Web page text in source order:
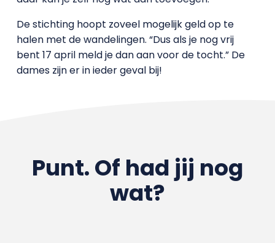
De stichting hoopt zoveel mogelijk geld op te
halen met de wandelingen. “Dus als je nog vrij
bent 17 april meld je dan aan voor de tocht.” De
dames zijn er in ieder geval bij!
Punt. Of had jij nog
wat?